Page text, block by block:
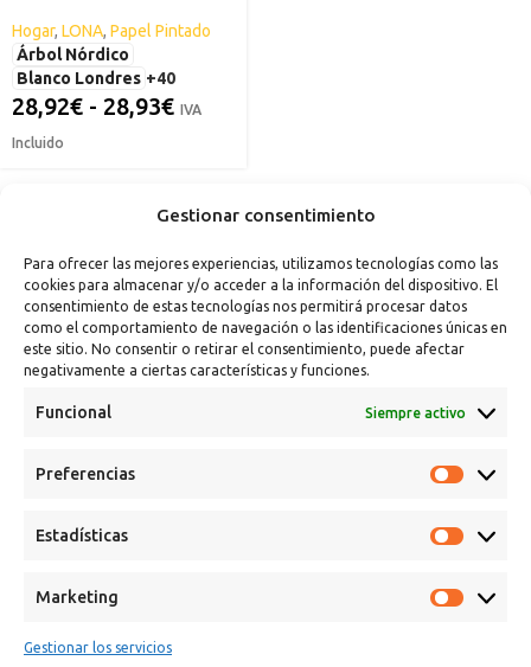
Gestionar consentimiento
Para ofrecer las mejores experiencias, utilizamos tecnologías como las
cookies para almacenar y/o acceder a la información del dispositivo. El
consentimiento de estas tecnologías nos permitirá procesar datos
como el comportamiento de navegación o las identificaciones únicas en
este sitio. No consentir o retirar el consentimiento, puede afectar
negativamente a ciertas características y funciones.
Funcional Siempre activo
Preferencias
Estadísticas
Marketing
Gestionar los servicios
Profesional SPSIL
Hogar, LONA, Papel Pintado
Árbol Nórdico
Blanco Londres +40
28,92€ - 28,93€ IVA
Incluido
Calle Campanar, 4º, 03330 Crevillent (Alicante)